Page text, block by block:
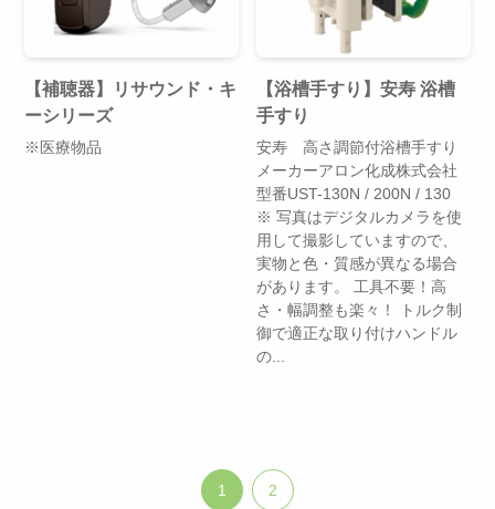
【補聴器】リサウンド・キ
ーシリーズ
※医療物品
【浴槽手すり】安寿 浴槽
手すり
安寿 高さ調節付浴槽手すり
メーカーアロン化成株式会社
型番UST-130N / 200N / 130
※ 写真はデジタルカメラを使
用して撮影していますので、
実物と色・質感が異なる場合
があります。 工具不要！高
さ・幅調整も楽々！ トルク制
御で適正な取り付けハンドル
の...
1 2